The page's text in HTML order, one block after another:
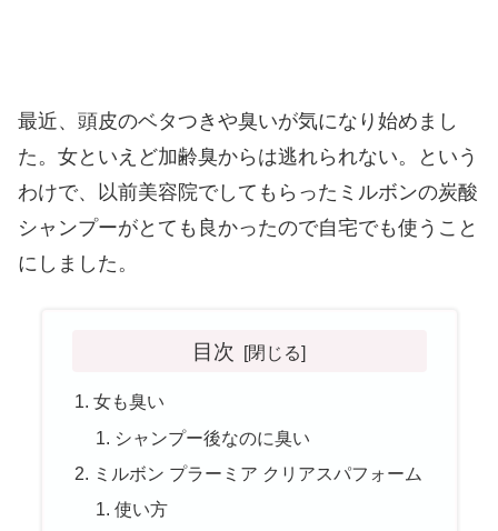
最近、頭皮のベタつきや臭いが気になり始めまし
た。女といえど加齢臭からは逃れられない。という
わけで、以前美容院でしてもらったミルボンの炭酸
シャンプーがとても良かったので自宅でも使うこと
にしました。
目次
女も臭い
シャンプー後なのに臭い
ミルボン プラーミア クリアスパフォーム
使い方